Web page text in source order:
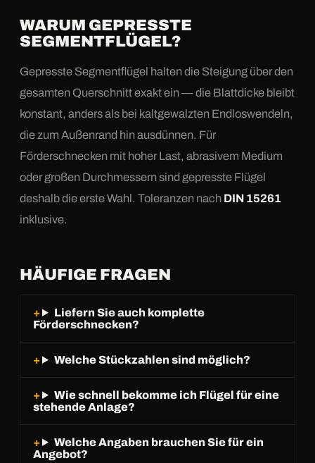
WARUM GEPRESSTE
SEGMENTFLÜGEL?
Gepresste Segmentflügel halten die Steigung über den
gesamten Querschnitt exakt ein — die Blattdicke bleibt
konstant, anders als bei kaltgewalzten Endloswendeln,
die zum Außenrand hin ausdünnen. Für
Förderschnecken mit hoher Last, abrasivem Medium
oder großen Durchmessern sind gepresste Flügel
deshalb die erste Wahl. Toleranzen nach DIN 15261
inklusive.
HÄUFIGE FRAGEN
Liefern Sie auch komplette
Förderschnecken?
Welche Stückzahlen sind möglich?
Wie schnell bekomme ich Flügel für eine
stehende Anlage?
Welche Angaben brauchen Sie für ein
Angebot?